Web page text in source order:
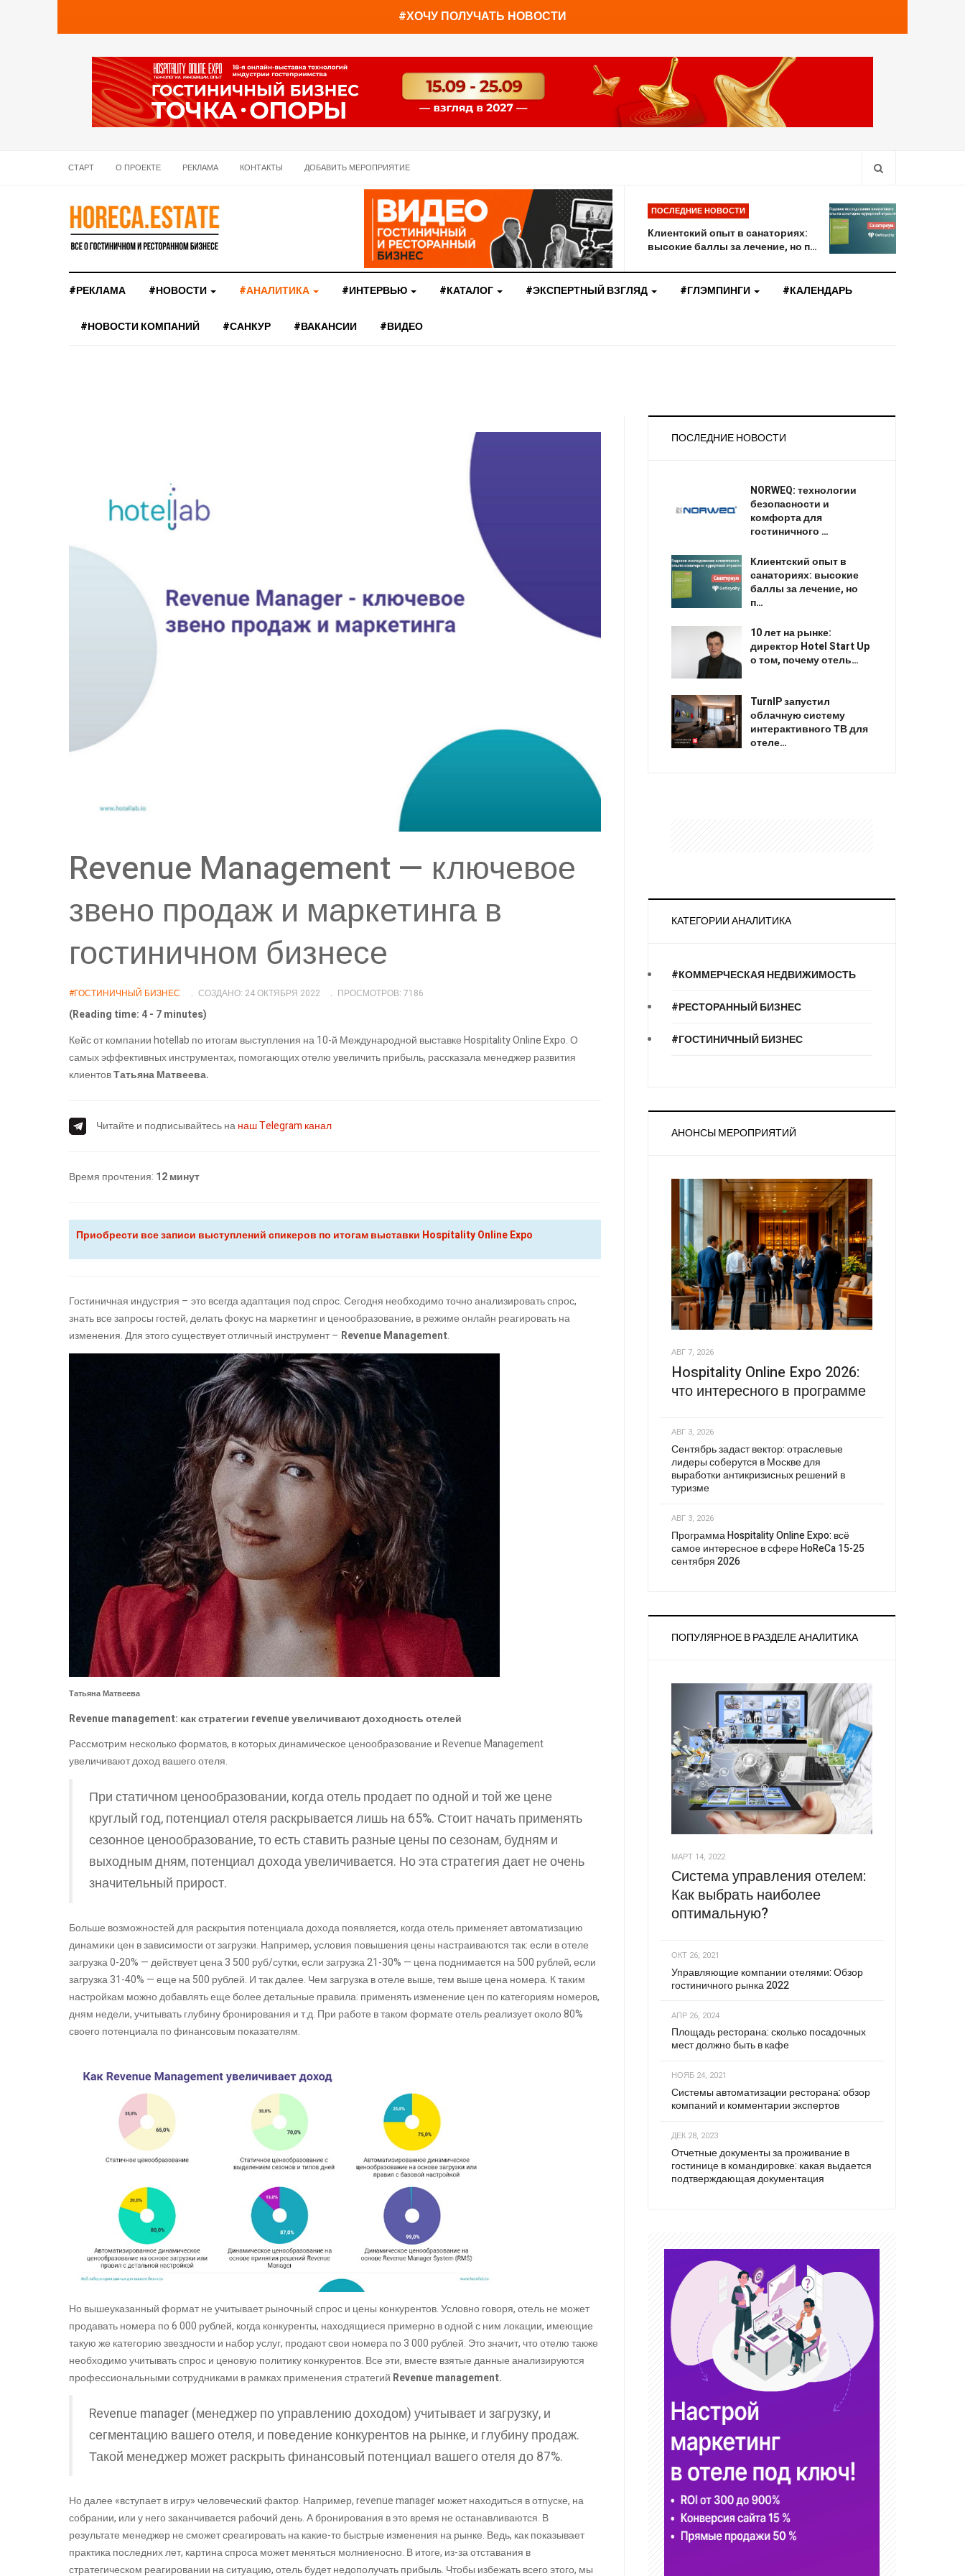
#ХОЧУ ПОЛУЧАТЬ НОВОСТИ
СТАРТ О ПРОЕКТЕ РЕКЛАМА КОНТАКТЫ ДОБАВИТЬ МЕРОПРИЯТИЕ
ПОСЛЕДНИЕ НОВОСТИ
Клиентский опыт в санаториях:
высокие баллы за лечение, но п…
#РЕКЛАМА #НОВОСТИ #АНАЛИТИКА #ИНТЕРВЬЮ #КАТАЛОГ #ЭКСПЕРТНЫЙ ВЗГЛЯД #ГЛЭМПИНГИ #КАЛЕНДАРЬ
#НОВОСТИ КОМПАНИЙ #САНКУР #ВАКАНСИИ #ВИДЕО
Revenue Management — ключевое
звено продаж и маркетинга в
гостиничном бизнесе
#ГОСТИНИЧНЫЙ БИЗНЕС СОЗДАНО: 24 ОКТЯБРЯ 2022 ПРОСМОТРОВ: 7186
(Reading time: 4 - 7 minutes)
Кейс от компании hotellab по итогам выступления на 10-й Международной выставке Hospitality Online Expo. О
самых эффективных инструментах, помогающих отелю увеличить прибыль, рассказала менеджер развития
клиентовТатьяна Матвеева.
Читайте и подписывайтесь нанаш Telegram канал
Время прочтения: 12 минут
Приобрести все записи выступлений спикеров по итогам выставки Hospitality Online Expo
Гостиничная индустрия – это всегда адаптация под спрос. Сегодня необходимо точно анализировать спрос,
знать все запросы гостей, делать фокус на маркетинг и ценообразование, в режиме онлайн реагировать на
изменения. Для этого существует отличный инструмент – Revenue Management.
Татьяна Матвеева
Revenue management: как стратегии revenue увеличивают доходность отелей
Рассмотрим несколько форматов, в которых динамическое ценообразование и Revenue Management
увеличивают доход вашего отеля.
При статичном ценообразовании, когда отель продает по одной и той же цене
круглый год, потенциал отеля раскрывается лишь на 65%. Стоит начать применять
сезонное ценообразование, то есть ставить разные цены по сезонам, будням и
выходным дням, потенциал дохода увеличивается. Но эта стратегия дает не очень
значительный прирост.
Больше возможностей для раскрытия потенциала дохода появляется, когда отель применяет автоматизацию
динамики цен в зависимости от загрузки. Например, условия повышения цены настраиваются так: если в отеле
загрузка 0-20% — действует цена 3 500 руб/сутки, если загрузка 21-30% — цена поднимается на 500 рублей, если
загрузка 31-40% — еще на 500 рублей. И так далее. Чем загрузка в отеле выше, тем выше цена номера. К таким
настройкам можно добавлять еще более детальные правила: применять изменение цен по категориям номеров,
дням недели, учитывать глубину бронирования и т.д. При работе в таком формате отель реализует около 80%
своего потенциала по финансовым показателям.
Но вышеуказанный формат не учитывает рыночный спрос и цены конкурентов. Условно говоря, отель не может
продавать номера по 6 000 рублей, когда конкуренты, находящиеся примерно в одной с ним локации, имеющие
такую же категорию звездности и набор услуг, продают свои номера по 3 000 рублей. Это значит, что отелю также
необходимо учитывать спрос и ценовую политику конкурентов. Все эти, вместе взятые данные анализируются
профессиональными сотрудниками в рамках применения стратегий Revenue management.
Revenue manager (менеджер по управлению доходом) учитывает и загрузку, и
сегментацию вашего отеля, и поведение конкурентов на рынке, и глубину продаж.
Такой менеджер может раскрыть финансовый потенциал вашего отеля до 87%.
Но далее «вступает в игру» человеческий фактор. Например, revenue manager может находиться в отпуске, на
собрании, или у него заканчивается рабочий день. А бронирования в это время не останавливаются. В
результате менеджер не сможет среагировать на какие-то быстрые изменения на рынке. Ведь, как показывает
практика последних лет, картина спроса может меняться молниеносно. В итоге, из-за отставания в
стратегическом реагировании на ситуацию, отель будет недополучать прибыль. Чтобы избежать всего этого, мы
ПОСЛЕДНИЕ НОВОСТИ
NORWEQ: технологии
безопасности и
комфорта для
гостиничного …
Клиентский опыт в
санаториях: высокие
баллы за лечение, но
п…
10 лет на рынке:
директор Hotel Start Up
о том, почему отель…
TurnIP запустил
облачную систему
интерактивного ТВ для
отеле…
КАТЕГОРИИ АНАЛИТИКА
#КОММЕРЧЕСКАЯ НЕДВИЖИМОСТЬ
#РЕСТОРАННЫЙ БИЗНЕС
#ГОСТИНИЧНЫЙ БИЗНЕС
АНОНСЫ МЕРОПРИЯТИЙ
АВГ 7, 2026
Hospitality Online Expo 2026:
что интересного в программе
АВГ 3, 2026
Сентябрь задаст вектор: отраслевые
лидеры соберутся в Москве для
выработки антикризисных решений в
туризме
АВГ 3, 2026
Программа Hospitality Online Expo: всё
самое интересное в сфере HoReCa 15-25
сентября 2026
ПОПУЛЯРНОЕ В РАЗДЕЛЕ АНАЛИТИКА
МАРТ 14, 2022
Система управления отелем:
Как выбрать наиболее
оптимальную?
ОКТ 26, 2021
Управляющие компании отелями: Обзор
гостиничного рынка 2022
АПР 26, 2024
Площадь ресторана: сколько посадочных
мест должно быть в кафе
НОЯБ 24, 2021
Системы автоматизации ресторана: обзор
компаний и комментарии экспертов
ДЕК 28, 2023
Отчетные документы за проживание в
гостинице в командировке: какая выдается
подтверждающая документация